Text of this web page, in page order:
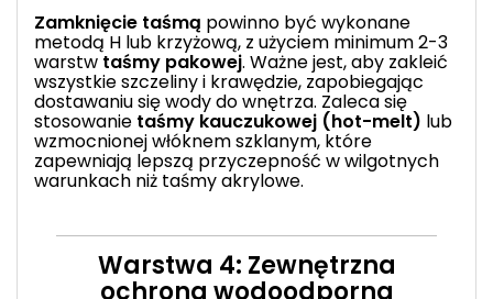
Zamknięcie taśmą powinno być wykonane
metodą H lub krzyżową, z użyciem minimum 2-3
warstw taśmy pakowej. Ważne jest, aby zakleić
wszystkie szczeliny i krawędzie, zapobiegając
dostawaniu się wody do wnętrza. Zaleca się
stosowanie taśmy kauczukowej (hot-melt) lub
wzmocnionej włóknem szklanym, które
zapewniają lepszą przyczepność w wilgotnych
warunkach niż taśmy akrylowe.
Warstwa 4: Zewnętrzna
ochrona wodoodporna